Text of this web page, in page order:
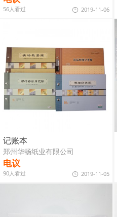
56人看过 2019-11-06
记账本
郑州华畅纸业有限公司
电议
90人看过 2019-11-05